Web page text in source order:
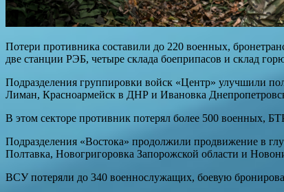
Потери противника составили до 220 военных,
две станции РЭБ, четыре склада боеприпасов и склад
Подразделения группировки войск «Центр» улучшили
Лиман, Красноармейск в ДНР и Ивановка
В этом секторе противник потерял более 500 военных,
Подразделения «Востока» продолжили продвижение в
Полтавка, Новогригоровка Запорожской области и
ВСУ потеряли до 340 военнослужащих, боевую